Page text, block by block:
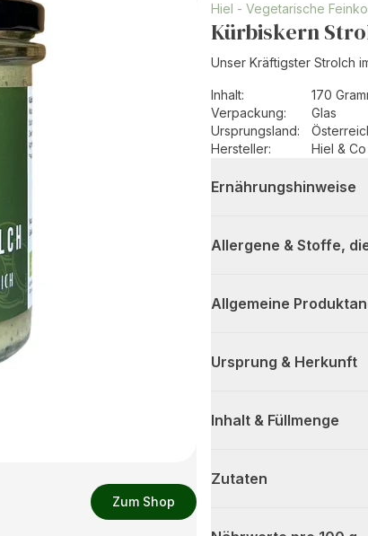
Zum Shop
Hiel - Vegetarische
Kürbiskern
Unser Kräftigster Strolch
Inhalt:
170
Verpackung:
Glas
Ursprungsland:
Hersteller: Hiel & Co
Ernährungshinweise
Allergene & Stoffe,
Allgemeine
Ursprung & Herkunft
Inhalt & Füllmenge
Zutaten